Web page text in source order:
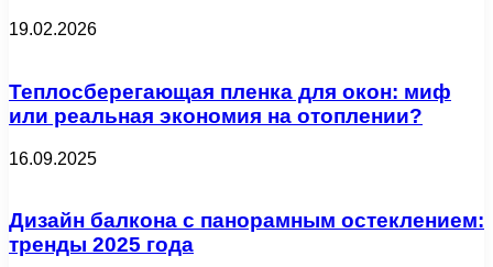
19.02.2026
Теплосберегающая пленка для окон: миф
или реальная экономия на отоплении?
16.09.2025
Дизайн балкона с панорамным остеклением:
тренды 2025 года